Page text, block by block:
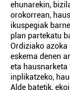
ehunarekin,
orokorrean,
ikuspegiak
plan partekatu
Ordiziako
eskema denen
eta
inplikatzeko,
Alde batetik,